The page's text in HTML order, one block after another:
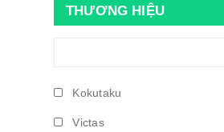
THƯƠNG HIỆU
Kokutaku
Victas